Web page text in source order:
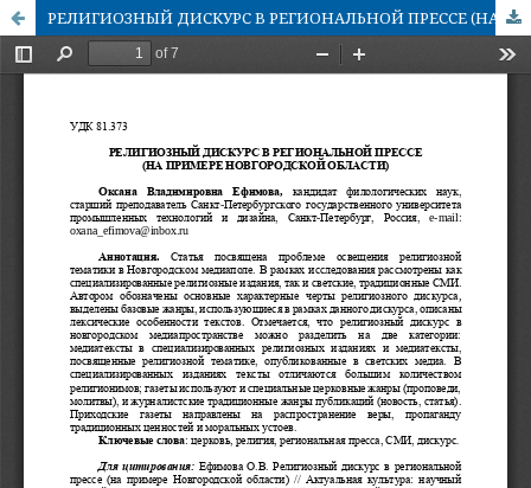
РЕЛИГИОЗНЫЙ ДИСКУРС В РЕГИОНАЛЬНОЙ ПРЕССЕ (НА ПРИМЕРЕ НОВГОРОДСКОЙ ОБЛАСТИ)